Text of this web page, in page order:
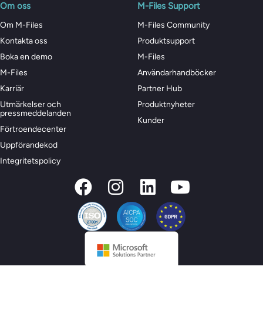
Om oss
Om M-Files
Kontakta oss
Boka en demo
M-Files
Karriär
Utmärkelser och
pressmeddelanden
Förtroendecenter
Uppförandekod
Integritetspolicy
M-Files Support
M-Files Community
Produktsupport
M-Files
Användarhandböcker
Partner Hub
Produktnyheter
Kunder